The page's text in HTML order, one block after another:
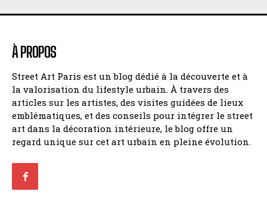
À PROPOS
Street Art Paris est un blog dédié à la découverte et à
la valorisation du lifestyle urbain. À travers des
articles sur les artistes, des visites guidées de lieux
emblématiques, et des conseils pour intégrer le street
art dans la décoration intérieure, le blog offre un
regard unique sur cet art urbain en pleine évolution.